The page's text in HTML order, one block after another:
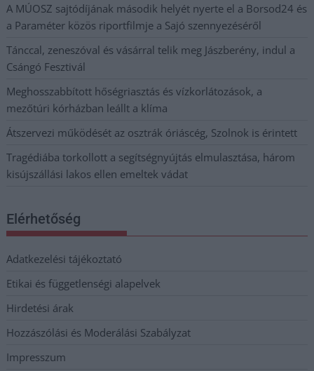
A MÚOSZ sajtódíjának második helyét nyerte el a Borsod24 és
a Paraméter közös riportfilmje a Sajó szennyezéséről
Tánccal, zeneszóval és vásárral telik meg Jászberény, indul a
Csángó Fesztivál
Meghosszabbított hőségriasztás és vízkorlátozások, a
mezőtúri kórházban leállt a klíma
Átszervezi működését az osztrák óriáscég, Szolnok is érintett
Tragédiába torkollott a segítségnyújtás elmulasztása, három
kisújszállási lakos ellen emeltek vádat
Elérhetőség
Adatkezelési tájékoztató
Etikai és függetlenségi alapelvek
Hirdetési árak
Hozzászólási és Moderálási Szabályzat
Impresszum